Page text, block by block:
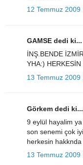
12 Temmuz 2009
GAMSE dedi ki...
İNŞ.BENDE
YHA:)
13 Temmuz 2009
Görkem dedi ki...
9 eylül hayalim ya
son senemi çok
herkesin hakknda
13 Temmuz 2009